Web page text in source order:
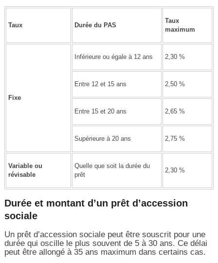
Taux Durée du PAS
Taux
maximum
Fixe
Inférieure ou égale à 12 ans 2,30 %
Entre 12 et 15 ans 2,50 %
Entre 15 et 20 ans 2,65 %
Supérieure à 20 ans 2,75 %
Variable ou
révisable
Quelle que soit la durée du
prêt
2,30 %
Durée et montant d’un prêt d’accession
sociale
Un prêt d’accession sociale peut être souscrit pour une
durée qui oscille le plus souvent de 5 à 30 ans. Ce délai
peut être allongé à 35 ans maximum dans certains cas.